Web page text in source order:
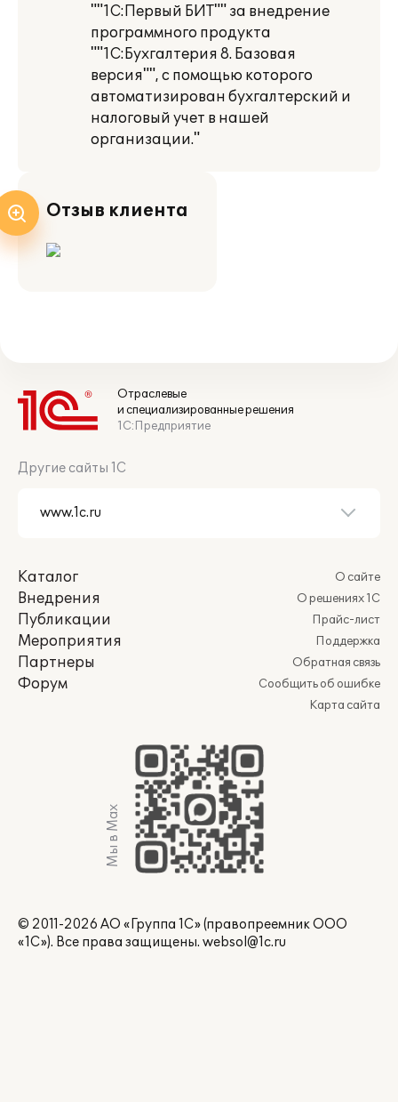
""1С:Первый БИТ"" за внедрение
программного продукта
""1С:Бухгалтерия 8. Базовая
версия"", с помощью которого
автоматизирован бухгалтерский и
налоговый учет в нашей
организации."
Отзыв клиента
Отраслевые
и специализированные решения
1С:Предприятие
Другие сайты 1С
Каталог
Внедрения
Публикации
Мероприятия
Партнеры
Форум
О сайте
О решениях 1С
Прайс-лист
Поддержка
Обратная связь
Сообщить об ошибке
Карта сайта
Мы в Max
© 2011-2026 АО «Группа 1С» (правопреемник ООО
«1С»). Все права защищены. websol@1c.ru